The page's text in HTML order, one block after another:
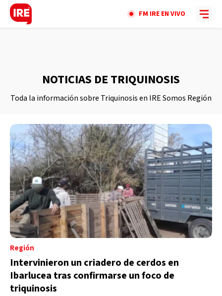
FM IRE EN VIVO
NOTICIAS DE TRIQUINOSIS
Toda la información sobre Triquinosis en IRE Somos Región
Región
Intervinieron un criadero de cerdos en
Ibarlucea tras confirmarse un foco de
triquinosis